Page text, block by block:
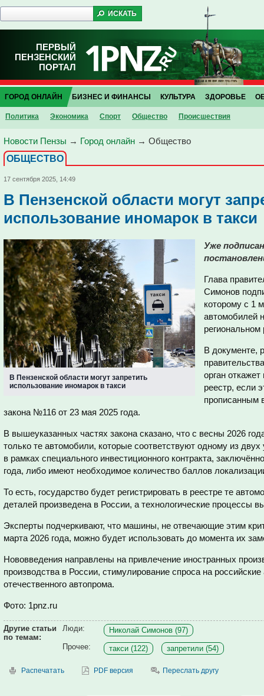
ПЕРВЫЙ
ПЕНЗЕНСКИЙ
ПОРТАЛ
ГОРОД ОНЛАЙН
Политика Экономика Спорт Общество Проиcшествия
БИЗНЕС И ФИНАНСЫ КУЛЬТУРА ЗДОРОВЬЕ
Новости Пензы → Город онлайн → Общество
ОБЩЕСТВО
17 сентября 2025, 14:49
В Пензенской области могут
использование иномарок в такси
В Пензенской области могут запретить
использование иномарок в такси
Уже
Глава
Симонов
которому с 1
автомобилей
региональном
В документе,
орган
реестр, если
прописанным
закона №116 от 23 мая 2025 года.
В вышеуказанных частях закона сказано, что с весны 2026
только те автомобили, которые соответствуют одному из
в рамках специального инвестиционного контракта,
года, либо имеют необходимое количество баллов
То есть, государство будет регистрировать в реестре те
деталей произведена в России, а технологические процессы
Эксперты подчеркивают, что машины, не отвечающие этим
марта 2026 года, можно будет использовать до момента их
Нововведения направлены на привлечение иностранных
производства в России, стимулирование спроса на
отечественного автопрома.
Фото: 1pnz.ru
Другие статьи
по темам:
Люди:
Николай Симонов (97)
Прочее:
такси (122) запретили (54)
Распечатать PDF версия Переслать другу